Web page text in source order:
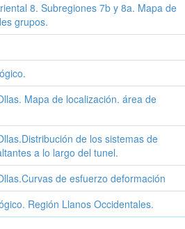
8. Subregiones 7b y 8a. Mapa de
grupos.
Mapa de localización. área de
de los sistemas de
a lo largo del tunel.
de esfuerzo deformación
Región Llanos Occidentales.